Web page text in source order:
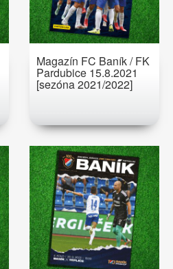
Magazín FC Baník / FK
Pardubice 15.8.2021
[sezóna 2021/2022]